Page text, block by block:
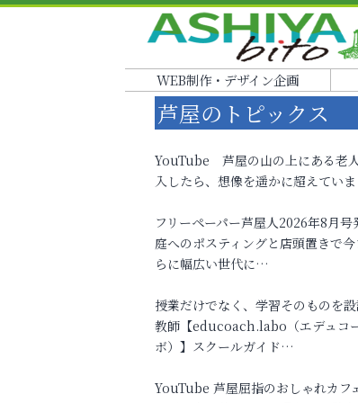
WEB制作・デザイン企画
芦屋のトピックス
YouTube 芦屋の山の上にある老
入したら、想像を遥かに超えていま
フリーペーパー芦屋人2026年8月号
庭へのポスティングと店頭置きで
らに幅広い世代に…
授業だけでなく、学習そのものを
教師【educoach.labo（エデュコ
ボ）】スクールガイド…
YouTube 芦屋屈指のおしゃれカフ